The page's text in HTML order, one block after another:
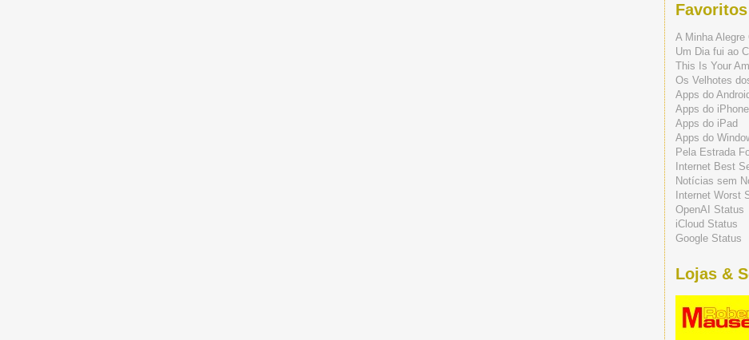
Favoritos
A Minha Alegre
Um Dia fui ao
This Is Your
Os Velhotes
Apps do
Apps do iPhone
Apps do iPad
Apps do
Pela Estrada
Internet Best
Notícias sem
Internet Worst
OpenAI Status
iCloud Status
Google Status
Lojas &